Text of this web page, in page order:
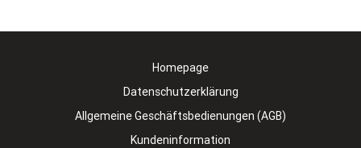
Homepage
Datenschutzerklärung
Allgemeine Geschäftsbedienungen (AGB)
Kundeninformation